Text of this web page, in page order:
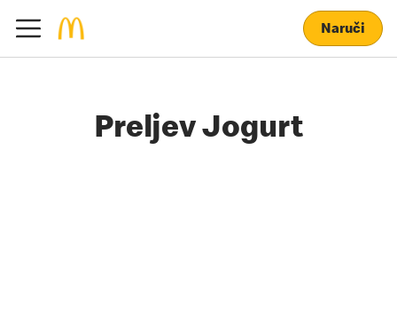
Naruči
Preljev Jogurt